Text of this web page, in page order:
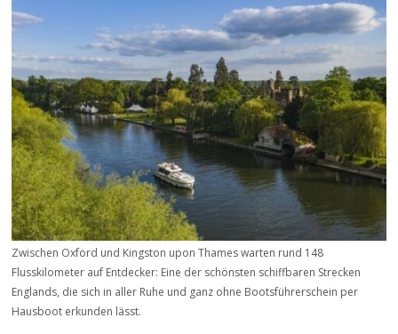
Zwischen Oxford und Kingston upon Thames warten rund 148
Flusskilometer auf Entdecker: Eine der schönsten schiffbaren Strecken
Englands, die sich in aller Ruhe und ganz ohne Bootsführerschein per
Hausboot erkunden lässt.